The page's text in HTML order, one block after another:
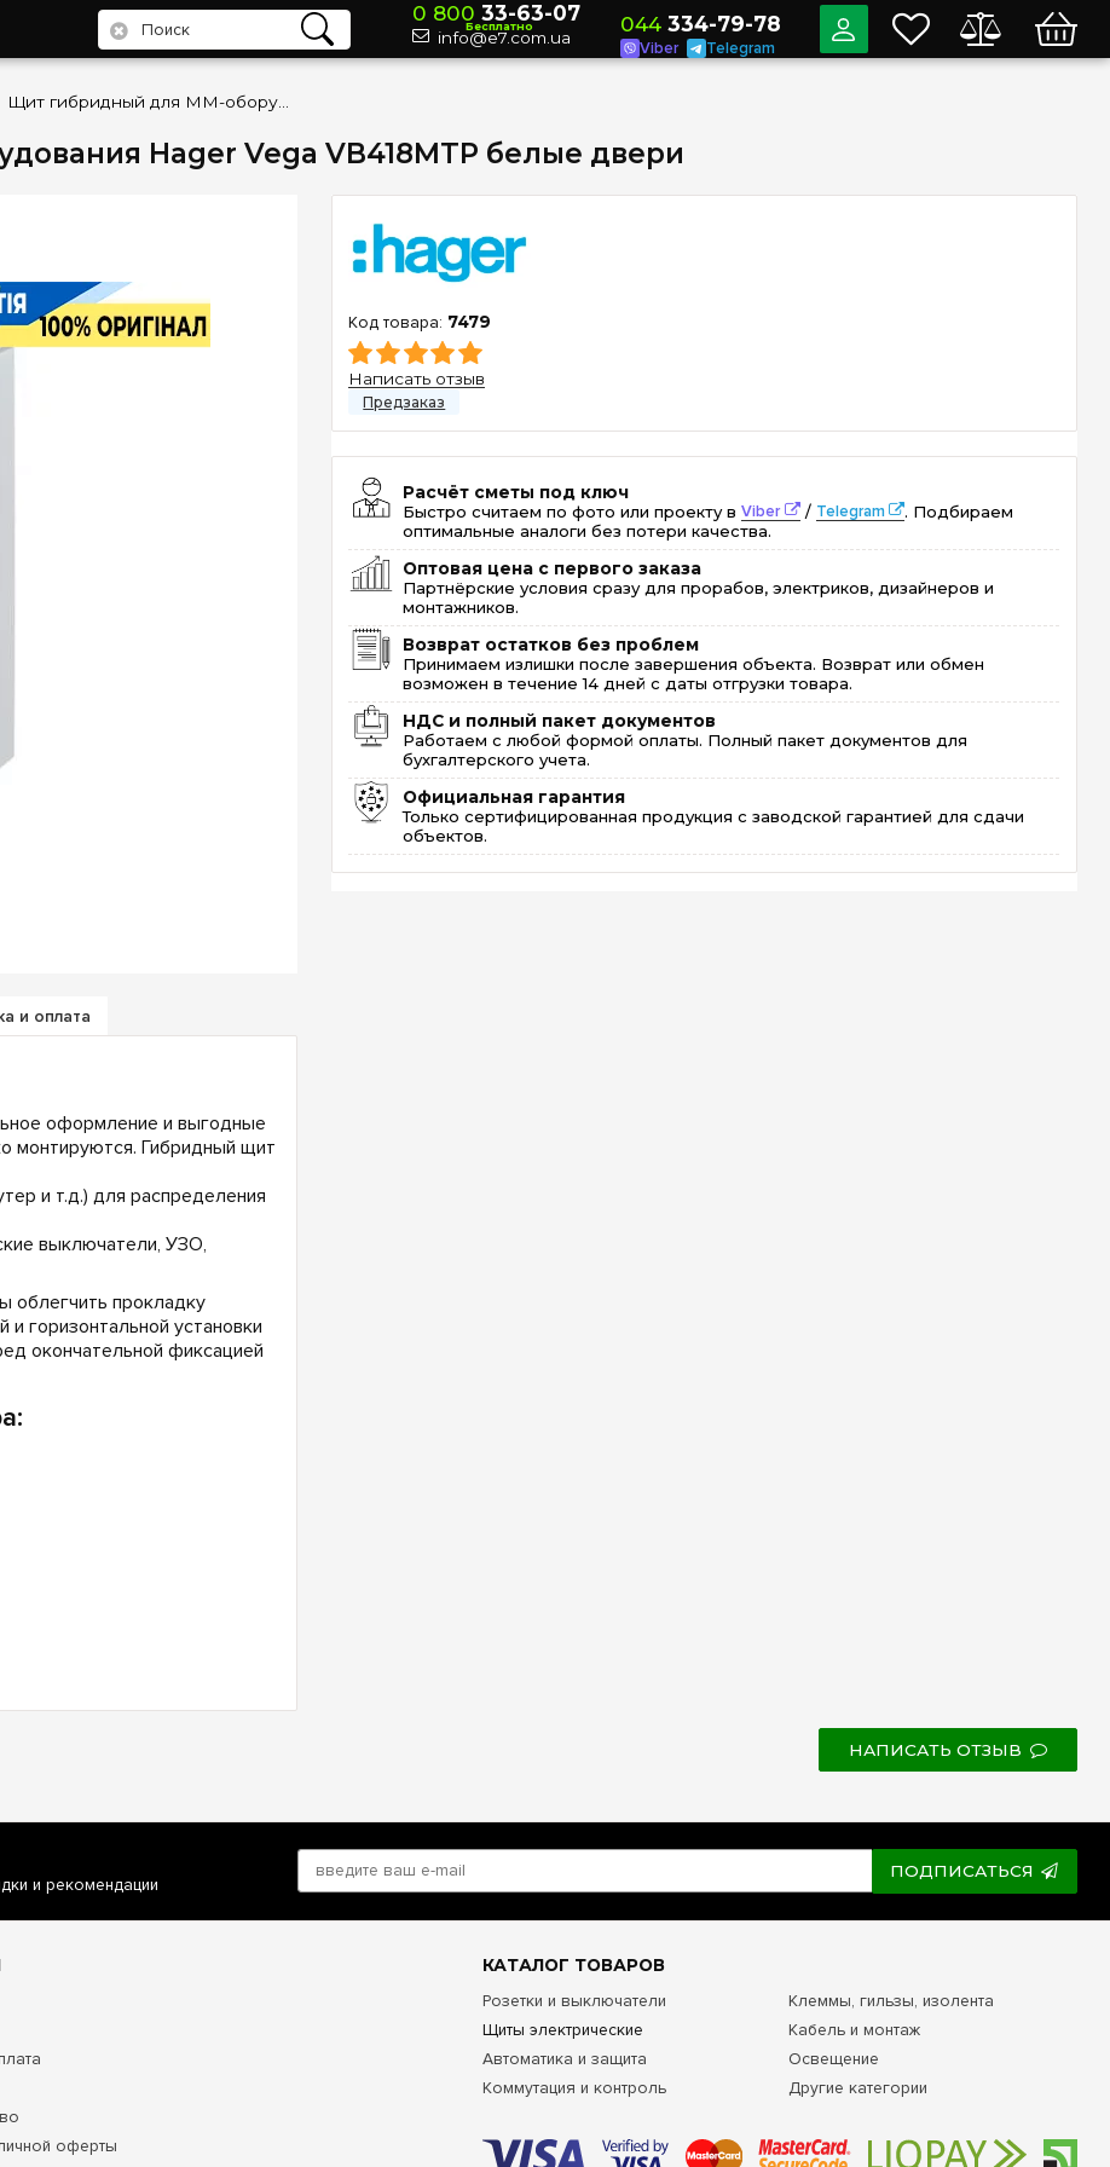
Hager Vega VB418MTP белые двери
7479
Написать отзыв
Расчёт сметы под ключ
Быстро считаем по фото или проекту вViber / Telegram
. Подбираем
оптимальные аналоги без потери качества.
Оптовая цена с первого заказа
Партнёрские условия сразу для прорабов, электриков, дизайнеров и
монтажников.
Возврат остатков без проблем
Принимаем излишки после завершения объекта. Возврат или обмен
возможен в течение 14 дней с даты отгрузки товара.
НДС и полный пакет документов
Работаем с любой формой оплаты. Полный пакет документов для
бухгалтерского учета.
Официальная гарантия
Только сертифицированная продукция с заводской гарантией для сдачи
объектов.
и оплата
оформление и выгодные
монтируются. Гибридный щит
и т.д.) для распределения
выключатели, УЗО,
облегчить прокладку
горизонтальной установки
окончательной фиксацией
НАПИСАТЬ ОТЗЫВ
0 800 33-63-07
Бесплатно
info@e7.com.ua
044 334-79-78
Viber Telegram
и рекомендации
ПОДПИСАТЬСЯ
оферты
КАТАЛОГ ТОВАРОВ
Розетки и выключатели
Щиты электрические
Автоматика и защита
Коммутация и контроль
Клеммы, гильзы, изолента
Кабель и монтаж
Освещение
Другие категории